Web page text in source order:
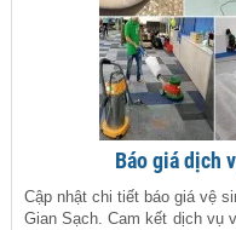
Báo giá
Cập nhật chi tiết báo giá vệ
Gian Sạch. Cam kết dịch vụ